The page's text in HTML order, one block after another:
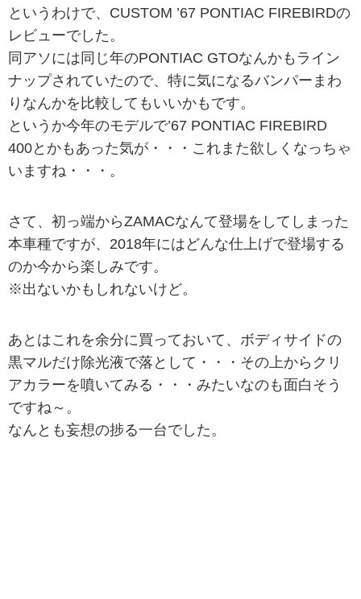
というわけで、CUSTOM ’67 PONTIAC FIREBIRDの
レビューでした。
同アソには同じ年のPONTIAC GTOなんかもライン
ナップされていたので、特に気になるバンパーまわ
りなんかを比較してもいいかもです。
というか今年のモデルで’67 PONTIAC FIREBIRD
400とかもあった気が・・・これまた欲しくなっちゃ
いますね・・・。
さて、初っ端からZAMACなんて登場をしてしまった
本車種ですが、2018年にはどんな仕上げで登場する
のか今から楽しみです。
※出ないかもしれないけど。
あとはこれを余分に買っておいて、ボディサイドの
黒マルだけ除光液で落として・・・その上からクリ
アカラーを噴いてみる・・・みたいなのも面白そう
ですね～。
なんとも妄想の捗る一台でした。